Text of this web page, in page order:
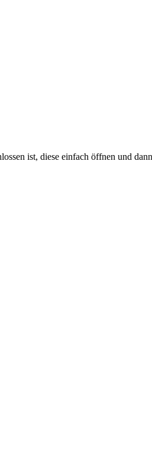
ist, diese einfach öffnen und